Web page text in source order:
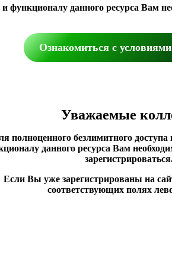
функционалу данного ресурса Вам
Ознакомиться с
Уважаемые
полноценного безлимитного
данного ресурса Вам
Если Вы уже зарегистрированы на
соответствующих полях